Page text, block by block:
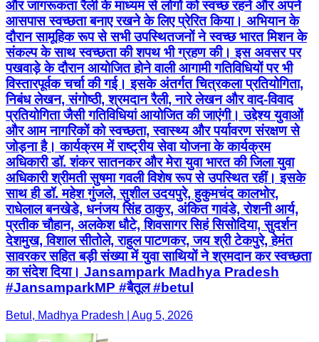
और जागरूकता रैली के माध्यम से लोगों को स्वच्छ रहने और अपने
आसपास स्वच्छता बनाए रखने के लिए प्रेरित किया। अभियान के
दौरान सामूहिक रूप से सभी उपस्थितजनों ने स्वच्छ भारत मिशन के
संकल्प के साथ स्वच्छता की शपथ भी ग्रहण की। इस अवसर पर
पखवाड़े के दौरान आयोजित होने वाली आगामी गतिविधियों पर भी
विस्तारपूर्वक चर्चा की गई। इसके अंतर्गत चित्रकला प्रतियोगिता,
निबंध लेखन, संगोष्ठी, श्रमदान रैली, नारे लेखन और वाद-विवाद
प्रतियोगिता जैसी गतिविधियां आयोजित की जाएंगी। उद्देश्य युवाओं
और आम नागरिकों को स्वच्छता, स्वास्थ्य और पर्यावरण संरक्षण से
जोड़ना है। कार्यक्रम में राष्ट्रीय सेवा योजना के कार्यक्रम
अधिकारी डॉ. शंकर सातनकर और मेरा युवा भारत की जिला युवा
अधिकारी श्रीमती सुषमा गवली विशेष रूप से उपस्थित रहीं। इसके
साथ ही डॉ. महेश गुंजले, सुशील उदयपुरे, हुकुमचंद कालभोर,
राधेलाल बनखेडे, धनंजय सिंह ठाकुर, अंकित गावंडे, रोशनी आर्य,
प्रतीक चौहान, अलकेश धौटे, शिवसागर सिहं सिसोदिया, सुदर्शन
देशमुख, विशाल सीतोले, राहुल पाटणकर, जय श्री टेकपुरे, हेमंत
सावरकर सहित बड़ी संख्या में युवा साथियों ने श्रमदान कर स्वच्छता
का संदेश दिया। Jansampark Madhya Pradesh
#JansamparkMP #बैतूल #betul
Betul, Madhya Pradesh | Aug 5, 2026